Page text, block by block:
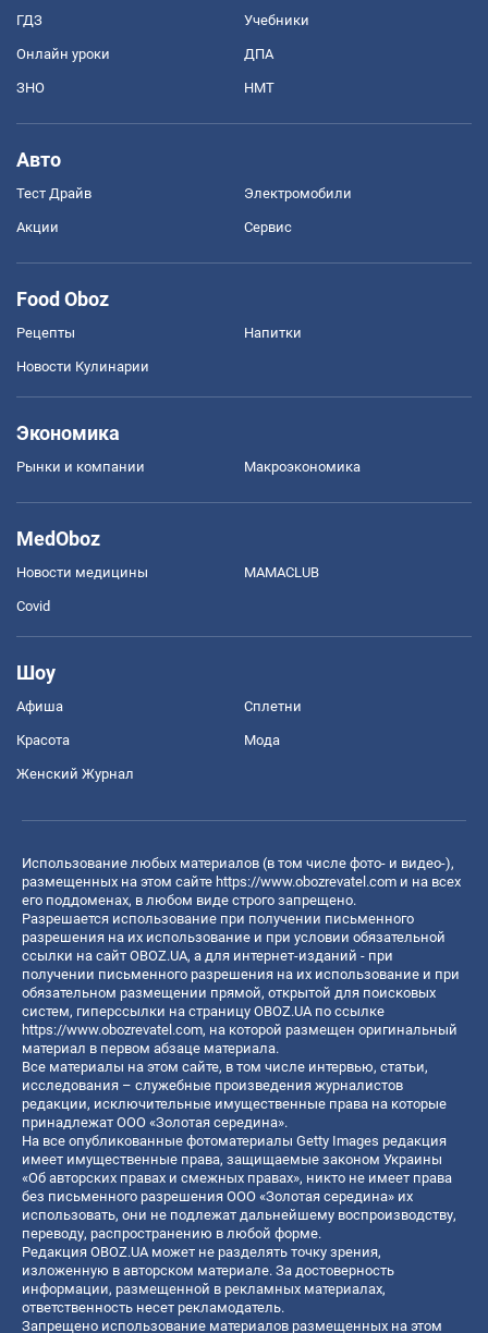
ГДЗ Учебники
Онлайн уроки ДПА
ЗНО НМТ
Авто
Тест Драйв Электромобили
Акции Сервис
Food Oboz
Рецепты Напитки
Новости Кулинарии
Экономика
Рынки и компании Mакроэкономика
MedOboz
Новости медицины MAMACLUB
Covid
Шоу
Афиша Сплетни
Красота Мода
Женский Журнал
Использование любых материалов (в том числе фото- и видео-),
размещенных на этом сайте https://www.obozrevatel.com и на всех
его поддоменах, в любом виде строго запрещено.
Разрешается использование при получении письменного
разрешения на их использование и при условии обязательной
ссылки на сайт OBOZ.UA, а для интернет-изданий - при
получении письменного разрешения на их использование и при
обязательном размещении прямой, открытой для поисковых
систем, гиперссылки на страницу OBOZ.UA по ссылке
https://www.obozrevatel.com, на которой размещен оригинальный
материал в первом абзаце материала.
Все материалы на этом сайте, в том числе интервью, статьи,
исследования – служебные произведения журналистов
редакции, исключительные имущественные права на которые
принадлежат ООО «Золотая середина».
На все опубликованные фотоматериалы Getty Images редакция
имеет имущественные права, защищаемые законом Украины
«Об авторских правах и смежных правах», никто не имеет права
без письменного разрешения ООО «Золотая середина» их
использовать, они не подлежат дальнейшему воспроизводству,
переводу, распространению в любой форме.
Редакция OBOZ.UA может не разделять точку зрения,
изложенную в авторском материале. За достоверность
информации, размещенной в рекламных материалах,
ответственность несет рекламодатель.
Запрещено использование материалов размещенных на этом